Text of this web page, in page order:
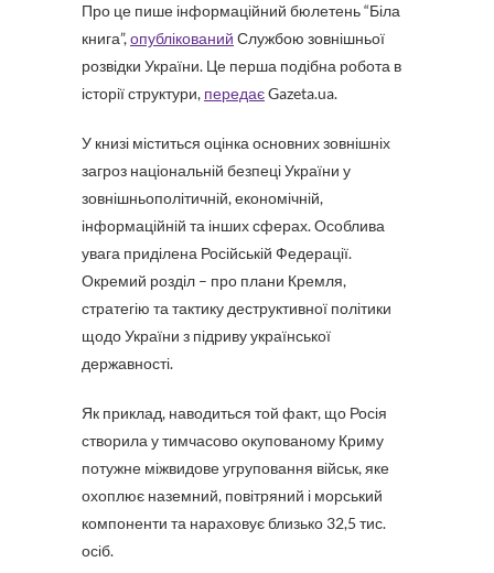
Про це пише інформаційний бюлетень “Біла
книга”,опублікований Службою зовнішньої
розвідки України. Це перша подібна робота в
історії структури, передаєGazeta.ua.
У книзі міститься оцінка основних зовнішніх
загроз національній безпеці України у
зовнішньополітичній, економічній,
інформаційній та інших сферах. Особлива
увага приділена Російській Федерації.
Окремий розділ – про плани Кремля,
стратегію та тактику деструктивної політики
щодо України з підриву української
державності.
Як приклад, наводиться той факт, що Росія
створила у тимчасово окупованому Криму
потужне міжвидове угруповання військ, яке
охоплює наземний, повітряний і морський
компоненти та нараховує близько 32,5 тис.
осіб.